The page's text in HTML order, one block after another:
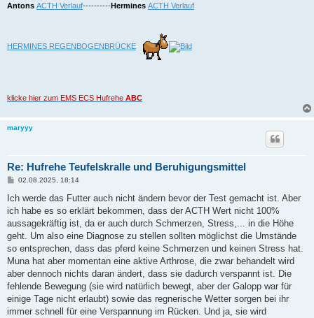
Antons ACTH Verlauf----------Hermines ACTH Verlauf
HERMINES REGENBOGENBRÜCKE
klicke hier zum EMS ECS Hufrehe ABC
maryyy
Re: Hufrehe Teufelskralle und Beruhigungsmittel
B
i
r
a
02.08.2025, 18:14
Ich werde das Futter auch nicht ändern bevor der Test gemacht ist. Aber
ich habe es so erklärt bekommen, dass der ACTH Wert nicht 100%
aussagekräftig ist, da er auch durch Schmerzen, Stress,... in die Höhe
geht. Um also eine Diagnose zu stellen sollten möglichst die Umstände
so entsprechen, dass das pferd keine Schmerzen und keinen Stress hat.
Muna hat aber momentan eine aktive Arthrose, die zwar behandelt wird
aber dennoch nichts daran ändert, dass sie dadurch verspannt ist. Die
fehlende Bewegung (sie wird natürlich bewegt, aber der Galopp war für
einige Tage nicht erlaubt) sowie das regnerische Wetter sorgen bei ihr
immer schnell für eine Verspannung im Rücken. Und ja, sie wird